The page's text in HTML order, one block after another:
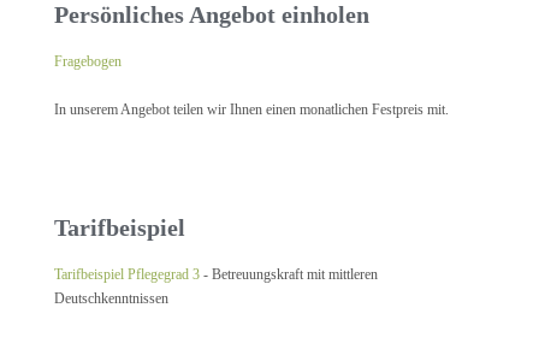
Persönliches Angebot einholen
Fragebogen
In unserem Angebot teilen wir Ihnen einen monatlichen Festpreis mit.
Tarifbeispiel
Tarifbeispiel Pflegegrad 3 - Betreuungskraft mit mittleren
Deutschkenntnissen